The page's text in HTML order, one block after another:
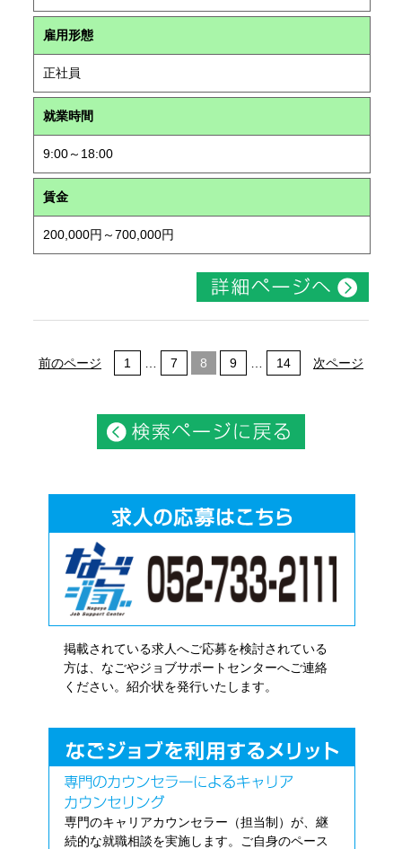
雇用形態
正社員
就業時間
9:00～18:00
賃金
200,000円～700,000円
前のページ 1 7 8 9 14 次ページ
掲載されている求人へご応募を検討されている
方は、なごやジョブサポートセンターへご連絡
ください。紹介状を発行いたします。
専門のキャリアカウンセラー（担当制）が、継
続的な就職相談を実施します。ご自身のペース